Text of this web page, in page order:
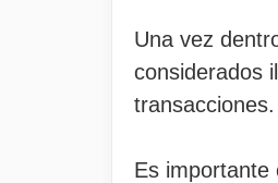
Una vez
considerados
transacciones.
Es importante